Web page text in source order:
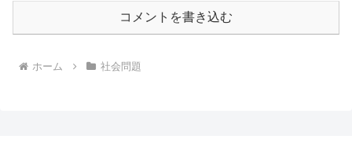
コメントを書き込む
ホーム 社会問題